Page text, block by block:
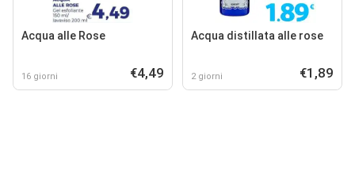
Acqua alle Rose
16 giorni €4,49
Acqua distillata alle rose
2 giorni €1,89